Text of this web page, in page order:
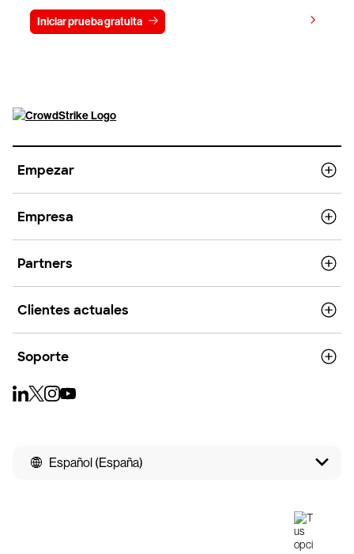
Iniciar prueba gratuita
Empezar
Empresa
Partners
Clientes actuales
Soporte
Español (España)